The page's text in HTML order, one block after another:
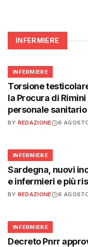
INFERMIERE
🩺
INFERMIERE
Torsione
la Procura di
personale sanitario
BY REDAZIONE 6
🩺
INFERMIERE
Sardegna, nuovi
e infermieri e più
BY REDAZIONE 6
🩺
INFERMIERE
Decreto Pnrr